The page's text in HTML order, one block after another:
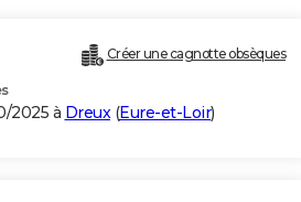
Créer une cagnotte obsèques
2025 à Dreux(Eure-et-Loir)